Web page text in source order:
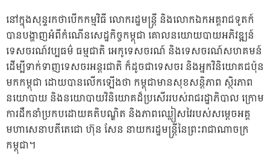
នៅក្នុងសុន្ទរកថាបើកកម្មវិធី លោករដ្ឋមន្ត្រី និងលោកឯកអគ្គរាជទូតក៍
បានបង្ហាញអំពីកំណើនសេដ្ឋកិច្ចកម្ពុជា គោលនយោយបាយអភិវឌ្ឍន៍
ទេសចរណ៍វប្បធម៌ ធម្មជាតិ អេកូទេសចរណ៍ និងទេសចរណ៍សហគមន៍
ដើម្បីទាក់ទាញទេសចរអន្តរជាតិ ក៏ដូចជាទេសចរ និងអ្នកវិនិយោគជប៉ុន
មកកម្ពុជា ដោយបានលើកឡើងថា កម្ពុជាមានសុខសន្តិភាព ស្ថិរភាព
នយោបាយ និងនយោបាយវិនិយោគដ៏ប្រសើររបស់រាជរដ្ឋាភិបាល ក្រោម
ការដឹកនាំប្រកបដោយគតិបណ្ឌិត និងភាពឈ្លៀសវៃរបស់សម្ដេចអគ្គ
មហាសេនាបតីតេជោ ហ៊ុន សែន នាយករដ្ឋមន្ត្រីនៃព្រះរាជាណាចក្រ
កម្ពុជា។